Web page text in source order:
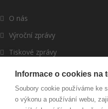
O nás
Výroční zprávy
Tiskové zprávy
ROMEA v médiích
Dárci a partneři
Darujte
Informace o cookies na
Soubory cookie používáme ke
o výkonu a používání webu,